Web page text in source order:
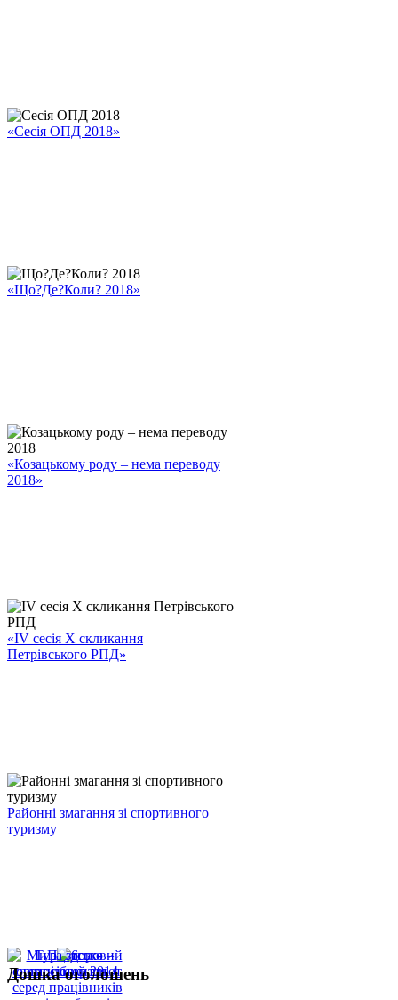
«Сесія ОПД 2018»
«Що?Де?Коли? 2018»
«Козацькому роду – нема переводу
2018»
«ІV сесія Х скликання
Петрівського РПД»
Районні змагання зі спортивного
туризму
Дошка оголошень